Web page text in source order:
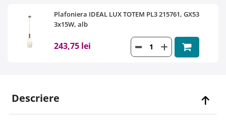
Plafoniera IDEAL LUX TOTEM PL3 215761, GX53
3x15W, alb
243,75 lei
Descriere